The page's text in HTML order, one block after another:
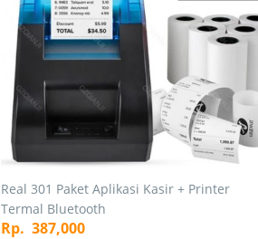
Real 301 Paket Aplikasi Kasir + Printer
Termal Bluetooth
Rp. 387,000